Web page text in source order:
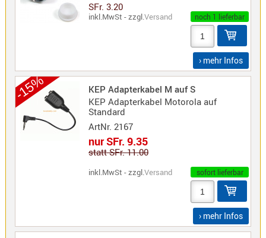
/
Standard
Wintec
Zubehör
Zubehör
SFr. 3.20
inkl.MwSt - zzgl.Versand noch 1 lieferbar
› mehr Infos
-15%
KEP Adapterkabel M auf S
KEP Adapterkabel Motorola auf
Standard
ArtNr. 2167
nur SFr. 9.35
statt SFr. 11.00
inkl.MwSt - zzgl.Versand sofort lieferbar
› mehr Infos